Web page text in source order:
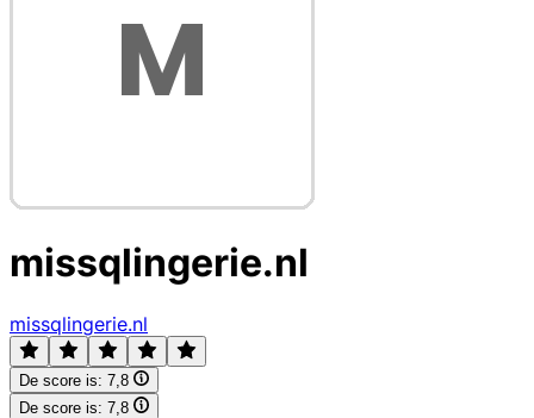
missqlingerie.nl
missqlingerie.nl
De score is: 7,8
De score is: 7,8